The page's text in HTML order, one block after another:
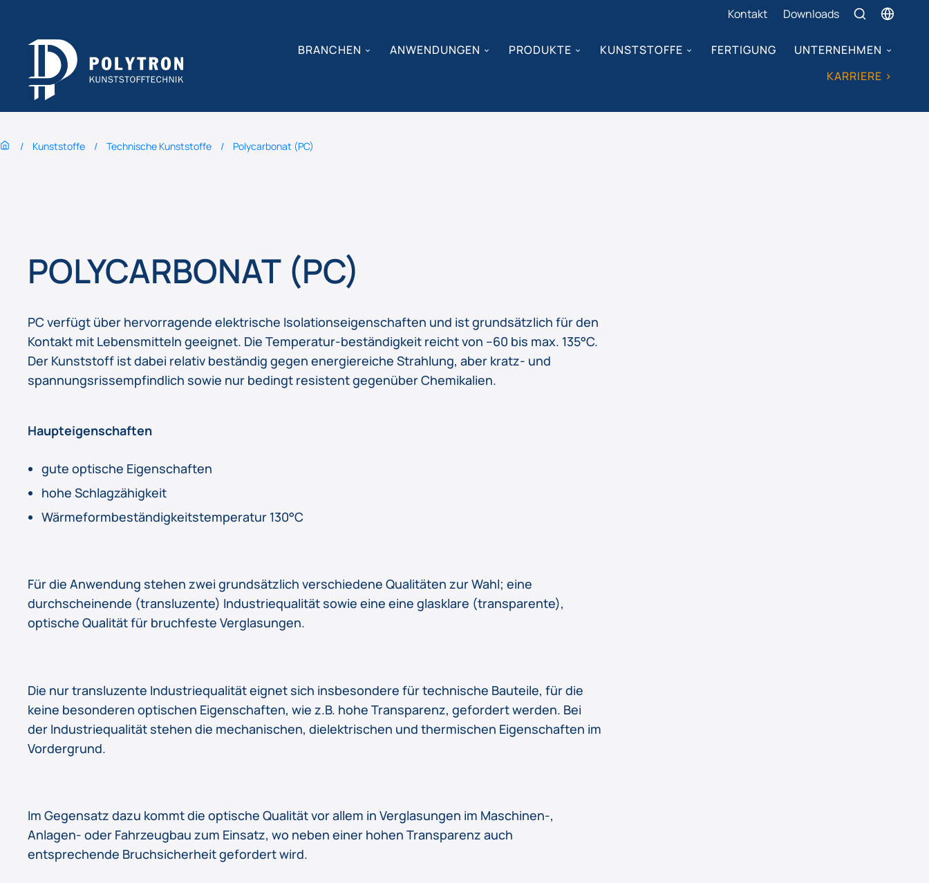
Kontakt Downloads
BRANCHEN ANWENDUNGEN PRODUKTE KUNSTSTOFFE FERTIGUNG
UNTERNEHMEN
KARRIERE >
Kunststoffe Technische Kunststoffe Polycarbonat (PC)
POLYCARBONAT (PC)
PC verfügt über hervorragende elektrische Isolationseigenschaften und ist grundsätzlich für den
Kontakt mit Lebensmitteln geeignet. Die Temperatur-beständigkeit reicht von –60 bis max. 135°C.
Der Kunststoff ist dabei relativ beständig gegen energiereiche Strahlung, aber kratz- und
spannungsrissempfindlich sowie nur bedingt resistent gegenüber Chemikalien.
Haupteigenschaften
gute optische Eigenschaften
hohe Schlagzähigkeit
Wärmeformbeständigkeitstemperatur 130°C
Für die Anwendung stehen zwei grundsätzlich verschiedene Qualitäten zur Wahl; eine
durchscheinende (transluzente) Industriequalität sowie eine eine glasklare (transparente),
optische Qualität für bruchfeste Verglasungen.
Die nur transluzente Industriequalität eignet sich insbesondere für technische Bauteile, für die
keine besonderen optischen Eigenschaften, wie z.B. hohe Transparenz, gefordert werden. Bei
der Industriequalität stehen die mechanischen, dielektrischen und thermischen Eigenschaften im
Vordergrund.
Im Gegensatz dazu kommt die optische Qualität vor allem in Verglasungen im Maschinen-,
Anlagen- oder Fahrzeugbau zum Einsatz, wo neben einer hohen Transparenz auch
entsprechende Bruchsicherheit gefordert wird.